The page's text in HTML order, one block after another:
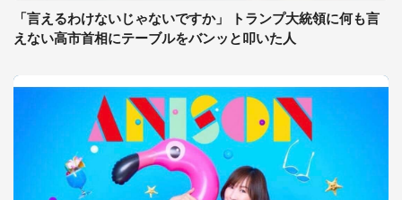
「言えるわけないじゃないですか」 トランプ大統領に何も言
えない高市首相にテーブルをバンッと叩いた人